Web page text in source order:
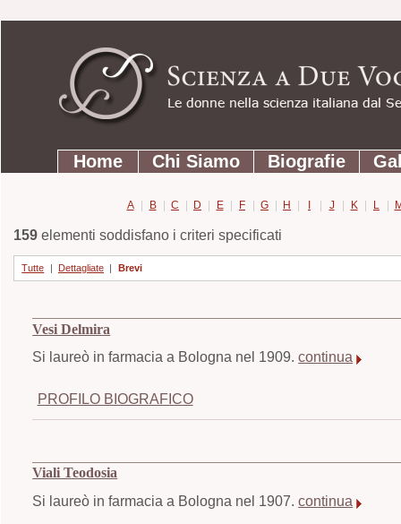
contenuti.
Strumenti
personali
SezioniHome Chi Siamo Biografie
A | B | C | D | E | F | G | H | I | J | K | L |
159elementi soddisfano i criteri specificati
Tutte | Dettagliate | Brevi
Vesi Delmira
Si laureò in farmacia a Bologna nel 1909.continua
PROFILO BIOGRAFICO
Viali Teodosia
Si laureò in farmacia a Bologna nel 1907.continua